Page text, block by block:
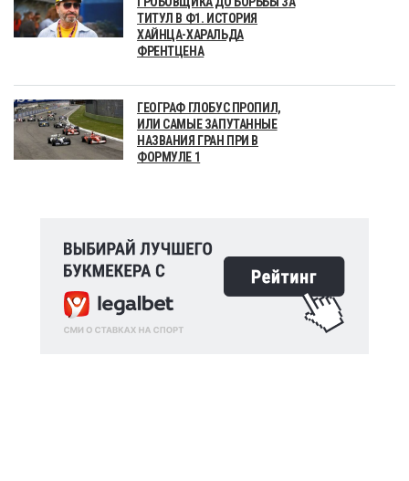
ТИТУЛ В Ф1. ИСТОРИЯ
ХАЙНЦА-ХАРАЛЬДА
ФРЕНТЦЕНА
ГЕОГРАФ ГЛОБУС ПРОПИЛ,
ИЛИ САМЫЕ ЗАПУТАННЫЕ
НАЗВАНИЯ ГРАН ПРИ В
ФОРМУЛЕ 1